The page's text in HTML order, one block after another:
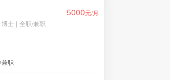
5000元/月
博士 | 全职/兼职
职